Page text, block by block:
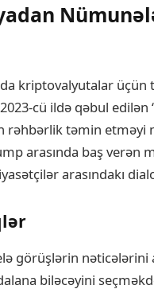
kriptovalyutalar
cü ildə qəbul edilən
rəhbərlik təmin
arasında baş verən
arasındakı
görüşlərin nəticələrini
biləcəyini